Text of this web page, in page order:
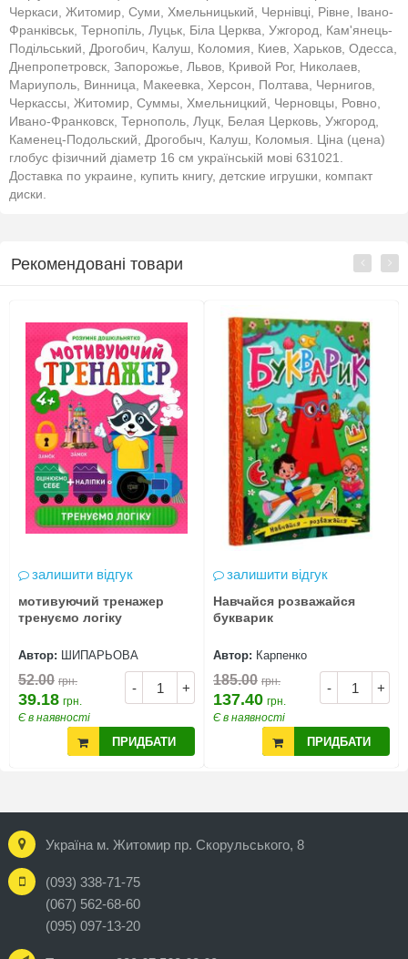
Черкаси, Житомир, Суми, Хмельницький, Чернівці, Рівне, Івано-
Франківськ, Тернопіль, Луцьк, Біла Церква, Ужгород, Кам'янець-
Подільський, Дрогобич, Калуш, Коломия, Киев, Харьков, Одесса,
Днепропетровск, Запорожье, Львов, Кривой Рог, Николаев,
Мариуполь, Винница, Макеевка, Херсон, Полтава, Чернигов,
Черкассы, Житомир, Суммы, Хмельницкий, Черновцы, Ровно,
Ивано-Франковск, Тернополь, Луцк, Белая Церковь, Ужгород,
Каменец-Подольский, Дрогобыч, Калуш, Коломыя. Ціна (цена)
глобус фізичний діаметр 16 см українській мові 631021.
Доставка по украине, купить книгу, детские игрушки, компакт
диски.
Рекомендовані товари
залишити відгук
мотивуючий тренажер
тренуємо логіку
Автор: ШИПАРЬОВА
- +
52.00 грн.
39.18 грн.
Є в наявності
ПРИДБАТИ
залишити відгук
Навчайся розважайся
букварик
Автор: Карпенко
- +
185.00 грн.
137.40 грн.
Є в наявності
ПРИДБАТИ
Україна м. Житомир пр. Скорульського, 8
(093) 338-71-75
(067) 562-68-60
(095) 097-13-20